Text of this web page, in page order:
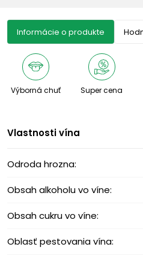
Informácie o produkte
Výborná chuť Super cena
Vlastnosti vína
Odroda hrozna:
Obsah alkoholu vo víne:
Obsah cukru vo víne:
Oblasť pestovania vína: